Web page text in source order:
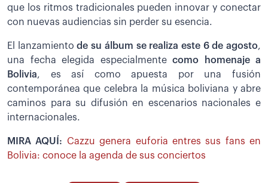
que los ritmos tradicionales pueden innovar y conectar
con nuevas audiencias sin perder su esencia.
El lanzamientode su álbum se realiza este 6 de agosto,
una fecha elegida especialmente como homenaje a
Bolivia, es así como apuesta por una fusión
contemporánea que celebra la música boliviana y abre
caminos para su difusión en escenarios nacionales e
internacionales.
MIRA AQUÍ: Cazzu genera euforia entres sus fans en
Bolivia: conoce la agenda de sus conciertos